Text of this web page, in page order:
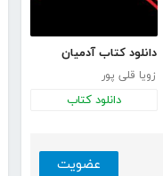
دانلود کتاب آدمیان
زویا قلی پور
دانلود کتاب
عضویت